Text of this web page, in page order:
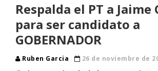
Respalda el PT a Jaime
para ser candidato a
GOBERNADOR
Ruben Garcia
26 de noviembre de